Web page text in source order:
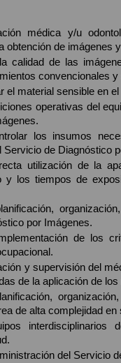
médica y/u
obtención de imágenes
calidad de las
convencionales y
el material sensible en
operativas del
los insumos
Servicio de Diagnóstico
utilización de la
y los tiempos de
por Imágenes.
de los
y supervisión del
de la aplicación de
de alta complejidad
interdisciplinarios
del Servicio